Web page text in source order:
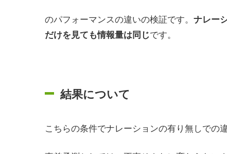
のパフォーマンスの違いの検証です。 ナレー
だけを見ても情報量は同じです。
結果について
こちらの条件でナレーションの有り無しでの